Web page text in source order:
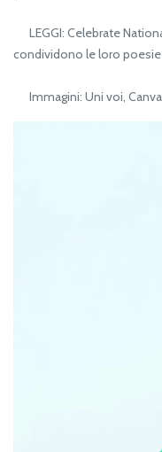
LEGGI: Celebrate
condividono le loro
Immagini: Uni voi,